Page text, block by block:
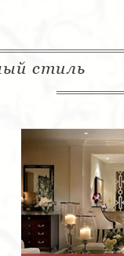
стиль